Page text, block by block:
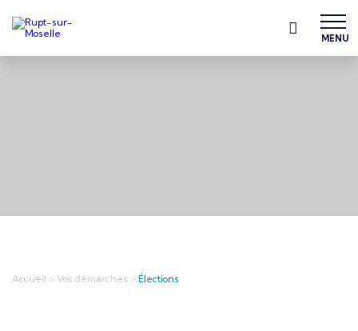
MENU
Accueil > Vos démarches > Élections